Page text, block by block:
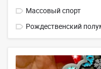
Массовый спорт
Рождественский